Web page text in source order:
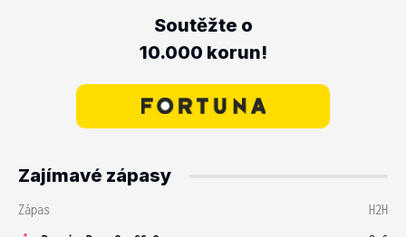
Soutěžte o
10.000 korun!
Zajímavé zápasy
Zápas
H2H